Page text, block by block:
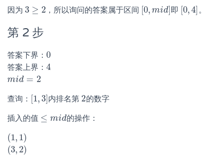
因为 3 ≥ 2
3 ≥2 ，所以询问的答案属于区间 [0, mid]
[0, mid] 即 [0, 4]
[0, 4] 。
第 2 步
答案下界： 0
0
答案上界： 4
4
mid = 2
mid= 2
查询： [1,3]
1, 3] 内排名第 2
2的数字
插入的值 ≤ mid
≤mid 的操作：
(1, 1)
(1,1)
(3, 2)
(3,2)